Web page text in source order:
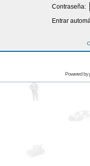
Contraseña:
Entrar
Powered by